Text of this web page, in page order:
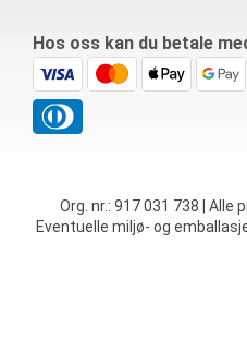
Hos oss kan du betale
Org. nr.: 917 031 738 | Alle
Eventuelle miljø- og